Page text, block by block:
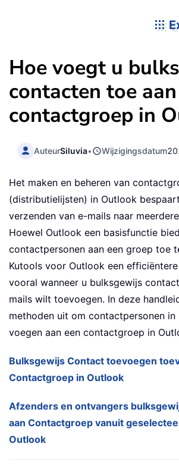
Hoe voegt u
contacten toe
contactgroep in
AuteurSiluvia• Wijzigingsdatum
Het maken en beheren van
(distributielijsten) in Outlook
verzenden van e-mails naar
Hoewel Outlook een basisfunctie
contactpersonen aan een groep toe
Kutools voor Outlook een
vooral wanneer u bulksgewijs
mails wilt toevoegen. In deze
methoden uit om contactpersonen
voegen aan een contactgroep in
Bulksgewijs Contact toevoegen
Contactgroep in Outlook
Afzenders en ontvangers
aan Contactgroep vanuit
Outlook